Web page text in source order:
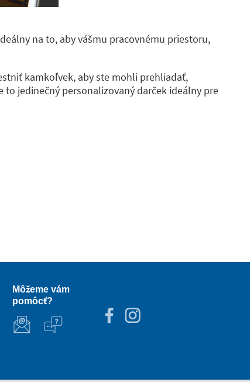
na to, aby vášmu pracovnému priestoru,
kamkoľvek, aby ste mohli prehliadať,
jedinečný personalizovaný darček ideálny pre
Môžeme vám
pomôcť?